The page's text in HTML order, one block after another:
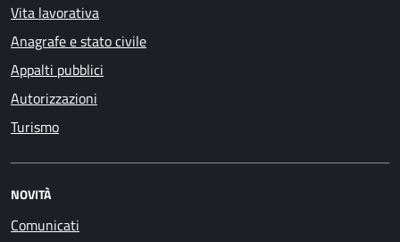
Vita lavorativa
Anagrafe e stato civile
Appalti pubblici
Autorizzazioni
Turismo
NOVITÀ
Comunicati